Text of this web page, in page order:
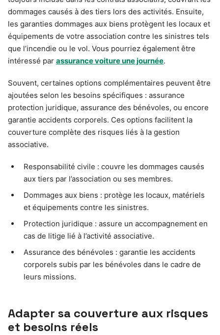
dommages causés à des tiers lors des activités. Ensuite,
les garanties dommages aux biens protègent les locaux et
équipements de votre association contre les sinistres tels
que l’incendie ou le vol. Vous pourriez également être
intéressé par assurance voiture une journée.
Souvent, certaines options complémentaires peuvent être
ajoutées selon les besoins spécifiques : assurance
protection juridique, assurance des bénévoles, ou encore
garantie accidents corporels. Ces options facilitent la
couverture complète des risques liés à la gestion
associative.
Responsabilité civile : couvre les dommages causés
aux tiers par l’association ou ses membres.
Dommages aux biens : protège les locaux, matériels
et équipements contre les sinistres.
Protection juridique : assure un accompagnement en
cas de litige lié à l’activité associative.
Assurance des bénévoles : garantie les accidents
corporels subis par les bénévoles dans le cadre de
leurs missions.
Adapter sa couverture aux risques
et besoins réels